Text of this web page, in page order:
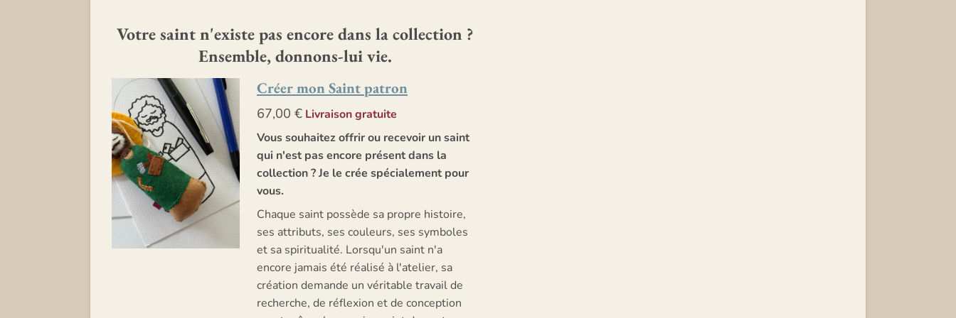
Votre saint n'existe pas encore dans la collection ?
Ensemble, donnons-lui vie.
Créer mon Saint patron
67,00 € Livraison gratuite
Vous souhaitez offrir ou recevoir un saint
qui n'est pas encore présent dans la
collection ? Je le crée spécialement pour
vous.
Chaque saint possède sa propre histoire,
ses attributs, ses couleurs, ses symboles
et sa spiritualité. Lorsqu'un saint n'a
encore jamais été réalisé à l'atelier, sa
création demande un véritable travail de
recherche, de réflexion et de conception